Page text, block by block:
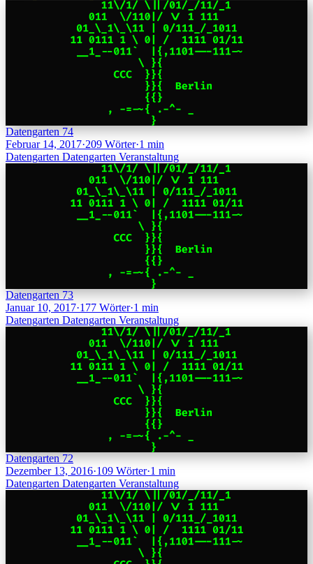
Datengarten 74
Februar 14, 2017·209 Wörter·1 min
Datengarten Datengarten Veranstaltung
Datengarten 73
Januar 10, 2017·177 Wörter·1 min
Datengarten Datengarten Veranstaltung
Datengarten 72
Dezember 13, 2016·109 Wörter·1 min
Datengarten Datengarten Veranstaltung